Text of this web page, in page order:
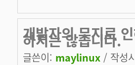
개발자의 무지로
하지는 않습니다.
글쓴이: maylinux / 작성